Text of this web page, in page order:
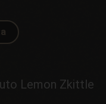
Lemon Zkittle